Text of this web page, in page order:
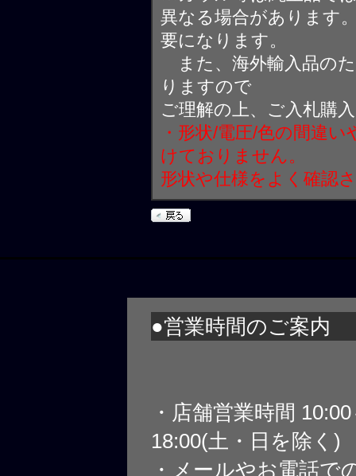
異なる場合があります
要になります。
また、海外輸入品の
りますので
ご理解の上、ご入札購
・形状/電圧/色の間違
けておりません。
形状や仕様をよく確認
●営業時間のご案内
・店舗営業時間
18:00(土・日を除く)
・メールやお電話で